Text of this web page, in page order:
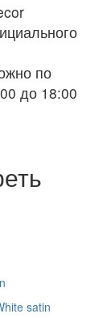
по
до 18:00